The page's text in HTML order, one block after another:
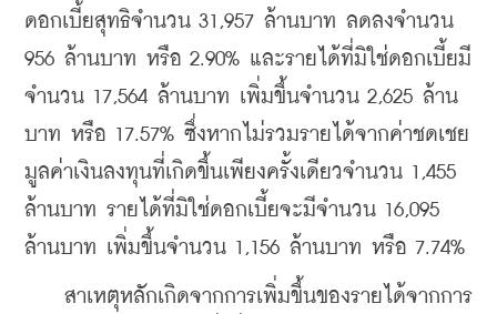
ดอกเบี้ยสุทธิจำนวน 31,957 ล้านบาท ลดลงจำนวน
956 ล้านบาท หรือ 2.90% และรายได้ที่มิใช่ดอกเบี้ยมี
จำนวน 17,564 ล้านบาท เพิ่มขึ้นจำนวน 2,625 ล้าน
บาท หรือ 17.57% ซึ่งหากไม่รวมรายได้จากค่าชดเชย
มูลค่าเงินลงทุนที่เกิดขึ้นเพียงครั้งเดียวจำนวน 1,455
ล้านบาท รายได้ที่มิใช่ดอกเบี้ยจะมีจำนวน 16,095
ล้านบาท เพิ่มขึ้นจำนวน 1,156 ล้านบาท หรือ 7.74%
สาเหตุหลักเกิดจากการเพิ่มขึ้นของรายได้จากการ